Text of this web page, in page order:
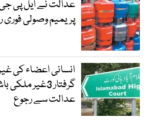
عدالت نے ایل پی
پریمیم وصولی
انسانی اعضاء کی
گرفتار 3غیر
عدالت سے رجوع